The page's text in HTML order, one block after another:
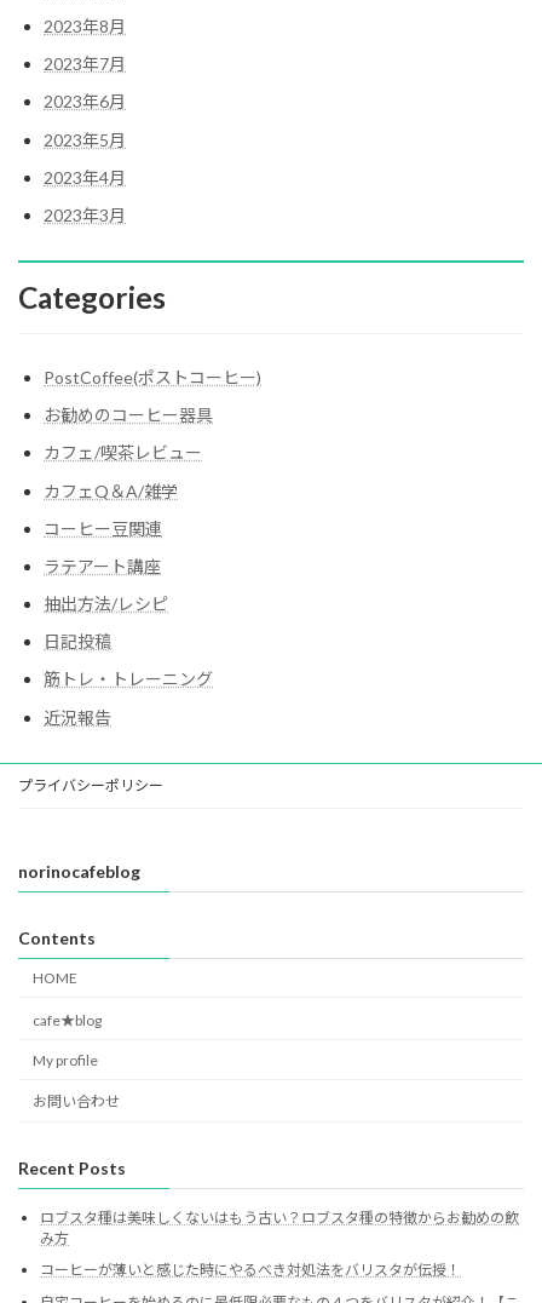
2023年8月
2023年7月
2023年6月
2023年5月
2023年4月
2023年3月
Categories
PostCoffee(ポストコーヒー)
お勧めのコーヒー器具
カフェ/喫茶レビュー
カフェQ＆A/雑学
コーヒー豆関連
ラテアート講座
抽出方法/レシピ
日記投稿
筋トレ・トレーニング
近況報告
プライバシーポリシー
norinocafeblog
Contents
HOME
cafe★blog
My profile
お問い合わせ
Recent Posts
ロブスタ種は美味しくないはもう古い？ロブスタ種の特徴からお勧めの飲
み方
コーヒーが薄いと感じた時にやるべき対処法をバリスタが伝授！